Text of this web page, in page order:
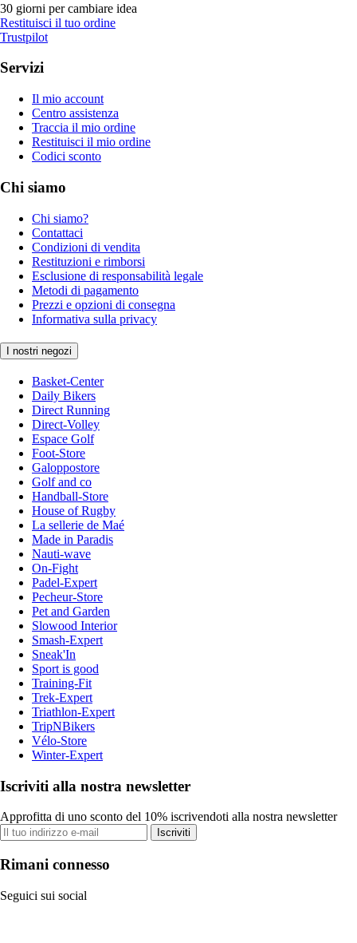
30 giorni per cambiare idea
Restituisci il tuo ordine
Trustpilot
Servizi
Il mio account
Centro assistenza
Traccia il mio ordine
Restituisci il mio ordine
Codici sconto
Chi siamo
Chi siamo?
Contattaci
Condizioni di vendita
Restituzioni e rimborsi
Esclusione di responsabilità legale
Metodi di pagamento
Prezzi e opzioni di consegna
Informativa sulla privacy
I nostri negozi
Basket-Center
Daily Bikers
Direct Running
Direct-Volley
Espace Golf
Foot-Store
Galoppostore
Golf and co
Handball-Store
House of Rugby
La sellerie de Maé
Made in Paradis
Nauti-wave
On-Fight
Padel-Expert
Pecheur-Store
Pet and Garden
Slowood Interior
Smash-Expert
Sneak'In
Sport is good
Training-Fit
Trek-Expert
Triathlon-Expert
TripNBikers
Vélo-Store
Winter-Expert
Iscriviti alla nostra newsletter
Approfitta di uno sconto del 10% iscrivendoti alla nostra newsletter
Iscriviti
Rimani connesso
Seguici sui social